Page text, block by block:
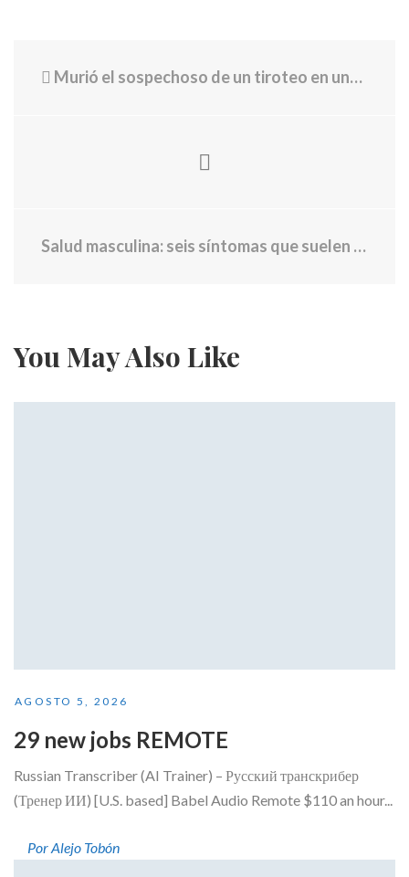
Murió el sospechoso de un tiroteo en una iglesia en Michigan
Salud masculina: seis síntomas que suelen pasar desapercibidos y podrían indicar enfermedades graves
You May Also Like
AGOSTO 5, 2026
29 new jobs REMOTE
Russian Transcriber (AI Trainer) – Русский транскрибер
(Тренер ИИ) [U.S. based] Babel Audio Remote $110 an hour...
Por Alejo Tobón